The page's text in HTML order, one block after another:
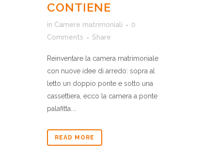
CONTIENE
in Camere matrimoniali
0
Comments
Share
Reinventare la camera matrimoniale
con nuove idee di arredo: sopra al
letto un doppio ponte e sotto una
cassettiera, ecco la camera a ponte
palafitta....
READ MORE